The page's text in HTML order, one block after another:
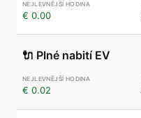
€ 0.00
🔌 Plné nabití EV
€ 0.02